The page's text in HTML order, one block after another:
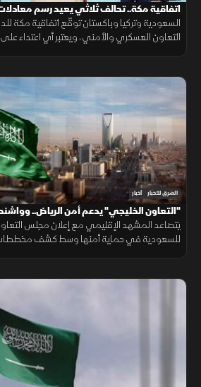
اتفاقية مكة.. تحالف ثلاثي يعيد رسم
السعودية وتركيا وباكستان توقّع اتفاقية مكة
التعاون العسكري والأمني، ويعتبر أي اعتداء
الشرق للأخبار أخبار
"التعاون الخليجي" يدعم أمن الرياض..
الهجرة
يتصاعد المشهد الإقليمي مع إعلان مجلس
للسعودية في حماية أمنها وسط كشف